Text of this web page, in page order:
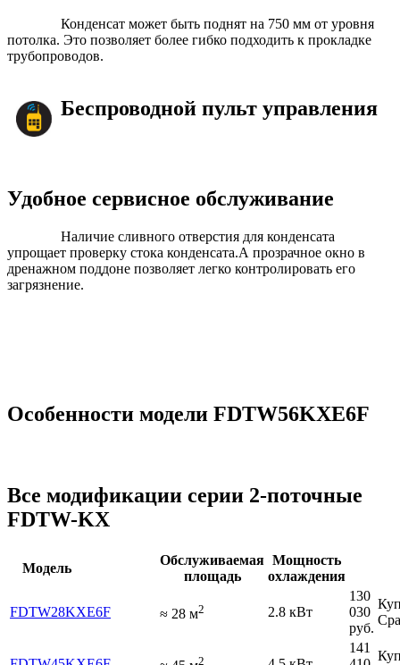
Конденсат может быть поднят на 750 мм от уровня
потолка. Это позволяет более гибко подходить к прокладке
трубопроводов.
Беспроводной пульт управления
Удобное сервисное обслуживание
Наличие сливного отверстия для конденсата
упрощает проверку стока конденсата.А прозрачное окно в
дренажном поддоне позволяет легко контролировать его
загрязнение.
Особенности модели FDTW56KXE6F
Все модификации серии 2-поточные
FDTW-KX
Модель
Обслуживаемая
площадь
Мощность
охлаждения
FDTW28KXE6F ≈ 28 м2 2.8 кВт
130
030
руб.
2
141